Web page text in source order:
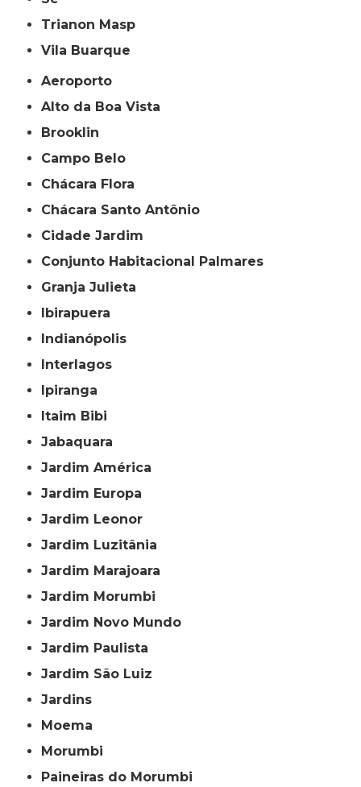
Trianon Masp
Vila Buarque
Aeroporto
Alto da Boa Vista
Brooklin
Campo Belo
Chácara Flora
Chácara Santo Antônio
Cidade Jardim
Conjunto Habitacional Palmares
Granja Julieta
Ibirapuera
Indianópolis
Interlagos
Ipiranga
Itaim Bibi
Jabaquara
Jardim América
Jardim Europa
Jardim Leonor
Jardim Luzitânia
Jardim Marajoara
Jardim Morumbi
Jardim Novo Mundo
Jardim Paulista
Jardim São Luiz
Jardins
Moema
Morumbi
Paineiras do Morumbi